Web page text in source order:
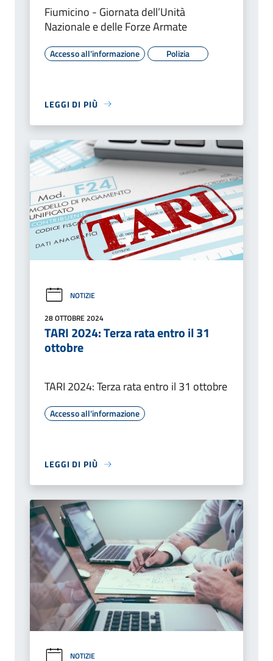
Fiumicino - Giornata dell’Unità
Nazionale e delle Forze Armate
Accesso all'informazione Polizia
LEGGI DI PIÙ
NOTIZIE
28 OTTOBRE 2024
TARI 2024: Terza rata entro il 31
ottobre
TARI 2024: Terza rata entro il 31 ottobre
Accesso all'informazione
LEGGI DI PIÙ
NOTIZIE